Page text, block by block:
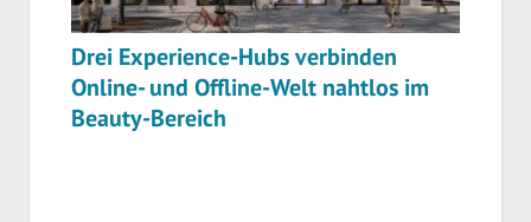
Drei Experience-Hubs verbinden
Online- und Offline-Welt nahtlos im
Beauty-Bereich